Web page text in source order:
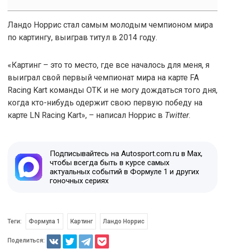
Ландо Норрис стал самым молодым чемпионом мира
по картингу, выиграв титул в 2014 году.
«Картинг – это то место, где все началось для меня, я
выиграл свой первый чемпионат мира на карте FA
Racing Kart команды OTK и не могу дождаться того дня,
когда кто-нибудь одержит свою первую победу на
карте LN Racing Kart», – написал Норрис в Twitter.
Подписывайтесь на Autosport.com.ru в Max,
чтобы всегда быть в курсе самых
актуальных событий в Формуле 1 и других
гоночных сериях
Теги: Формула 1 Картинг Ландо Норрис
Поделиться: